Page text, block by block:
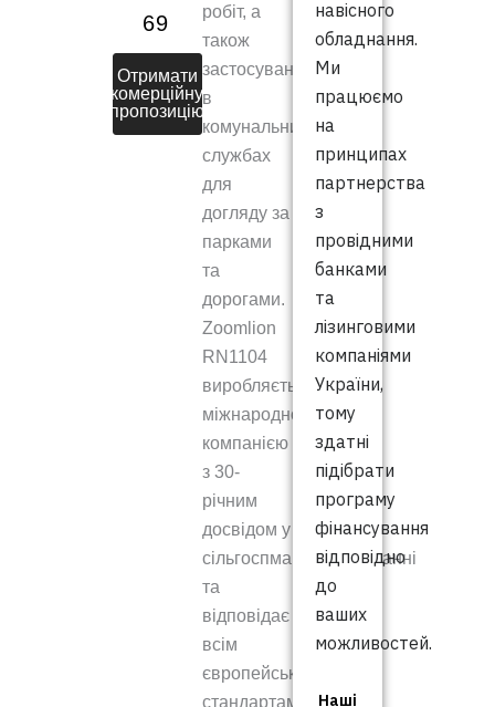
69
Отримати
комерційну
пропозицію
робіт, а
також
застосування
в
комунальних
службах
для
догляду за
парками
та
дорогами.
Zoomlion
RN1104
виробляється
міжнародною
компанією
з 30-
річним
досвідом у
сільгоспмашинобудуванні
та
відповідає
всім
європейським
стандартам
навісного
обладнання.
Ми
працюємо
на
принципах
партнерства
з
провідними
банками
та
лізинговими
компаніями
України,
тому
здатні
підібрати
програму
фінансування
відповідно
до
ваших
можливостей.
Наші